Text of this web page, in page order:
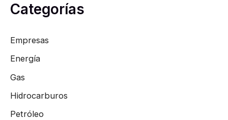
Categorías
Empresas
Energía
Gas
Hidrocarburos
Petróleo